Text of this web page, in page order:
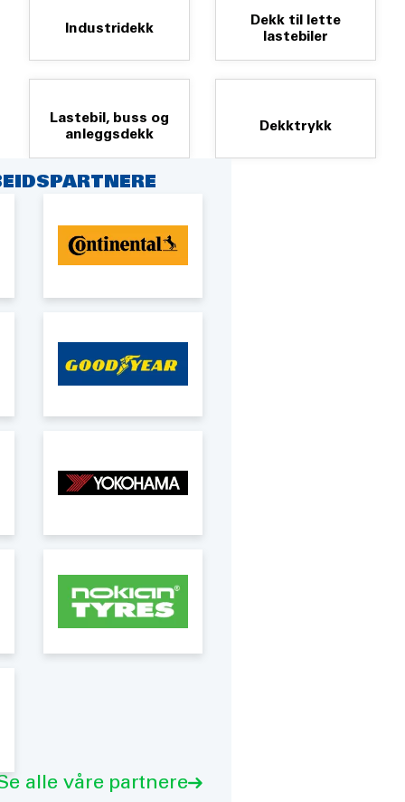
Industridekk
Dekk til lette
lastebiler
Lastebil, buss og
anleggsdekk
Dekktrykk
alle våre partnere